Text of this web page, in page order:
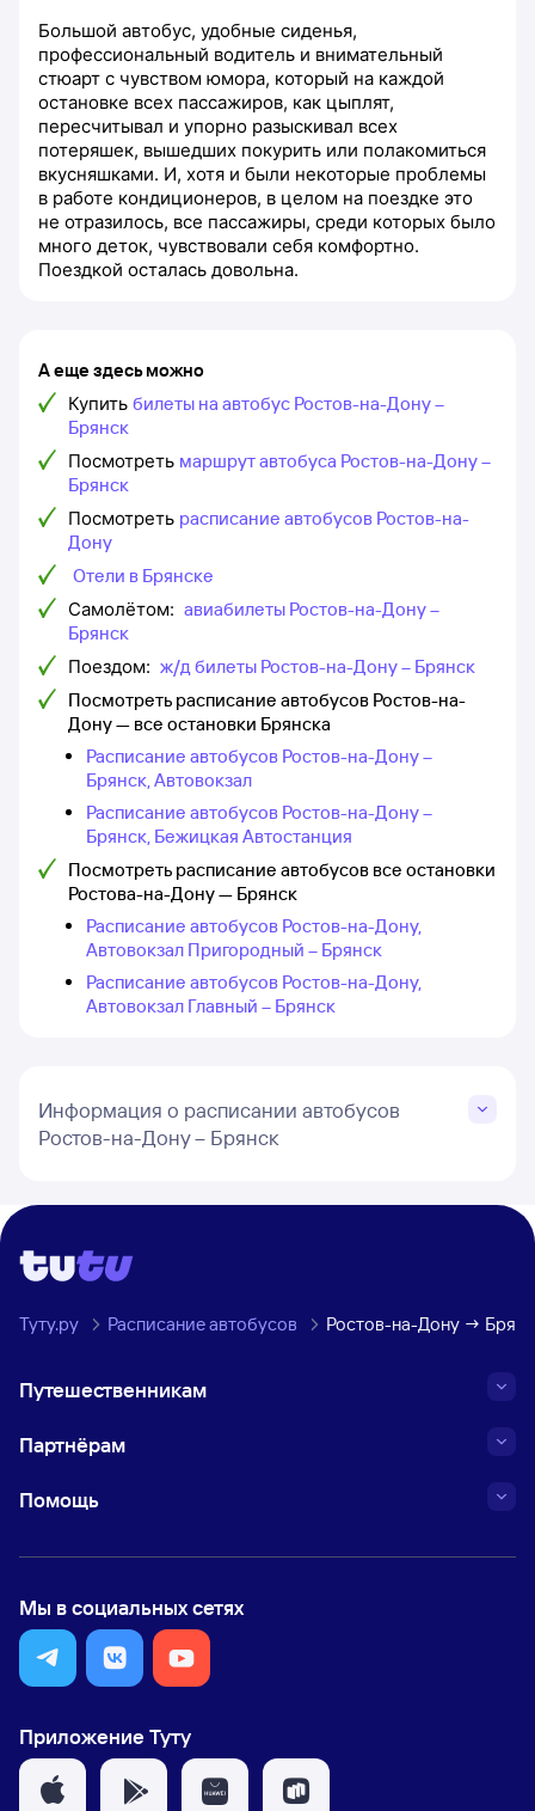
Большой автобус, удобные сиденья,
профессиональный водитель и внимательный
стюарт с чувством юмора, который на каждой
остановке всех пассажиров, как цыплят,
пересчитывал и упорно разыскивал всех
потеряшек, вышедших покурить или полакомиться
вкусняшками. И, хотя и были некоторые проблемы
в работе кондиционеров, в целом на поездке это
не отразилось, все пассажиры, среди которых было
много деток, чувствовали себя комфортно.
Поездкой осталась довольна.
А еще здесь можно
Купить билеты на автобус Ростов-на-Дону –
Брянск
Посмотреть маршрут автобуса Ростов-на-Дону –
Брянск
Посмотреть расписание автобусов Ростов-на-
Дону
Отели в Брянске
Самолётом: авиабилеты Ростов-на-Дону –
Брянск
Поездом: ж/д билеты Ростов-на-Дону – Брянск
Посмотреть расписание автобусов Ростов-на-
Дону — все остановки Брянска
Расписание автобусов Ростов-на-Дону –
Брянск, Автовокзал
Расписание автобусов Ростов-на-Дону –
Брянск, Бежицкая Автостанция
Посмотреть расписание автобусов все остановки
Ростова-на-Дону — Брянск
Расписание автобусов Ростов-на-Дону,
Автовокзал Пригородный – Брянск
Расписание автобусов Ростов-на-Дону,
Автовокзал Главный – Брянск
Информация о расписании автобусов
Ростов-на-Дону – Брянск
Туту.ру Расписание автобусов Ростов-на-Дону →
Путешественникам
Партнёрам
Помощь
Мы в социальных сетях
Приложение Туту